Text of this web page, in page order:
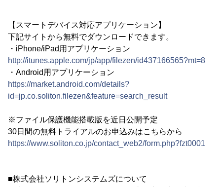
【スマートデバイス対応アプリケーション】
下記サイトから無料でダウンロードできます。
・iPhone/iPad用アプリケーション
http://itunes.apple.com/jp/app/filezen/id437166565?mt=8
・Android用アプリケーション
https://market.android.com/details?
id=jp.co.soliton.filezen&feature=search_result
※ファイル保護機能搭載版を近日公開予定
30日間の無料トライアルのお申込みはこちらから
https://www.soliton.co.jp/contact_web2/form.php?fzt0001
■株式会社ソリトンシステムズについて